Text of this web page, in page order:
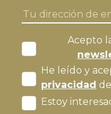
Acepto
He leído y
privacidad
Estoy